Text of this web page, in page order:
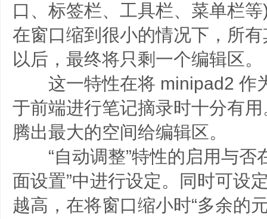
口、标签栏、工具栏、菜单栏
在窗口缩到很小的情况下，所
以后，最终将只剩一个编辑区。
这一特性在将 minipad2 作
于前端进行笔记摘录时十分有
腾出最大的空间给编辑区。
“自动调整”特性的启用与否
面设置”中进行设定。同时可设
越高，在将窗口缩小时“多余的